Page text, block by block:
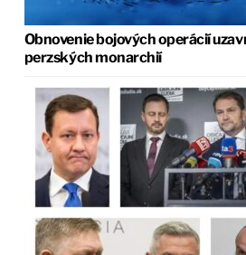
Obnovenie bojových operácií
perzských monarchií